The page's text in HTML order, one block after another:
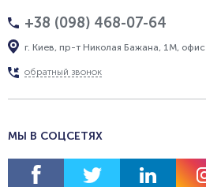
+38 (098) 468-07-64
г. Киев, пр-т Николая Бажана, 1М, офис
обратный звонок
МЫ В СОЦСЕТЯХ